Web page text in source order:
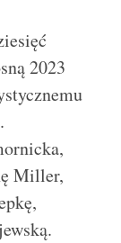
2023
Miller,